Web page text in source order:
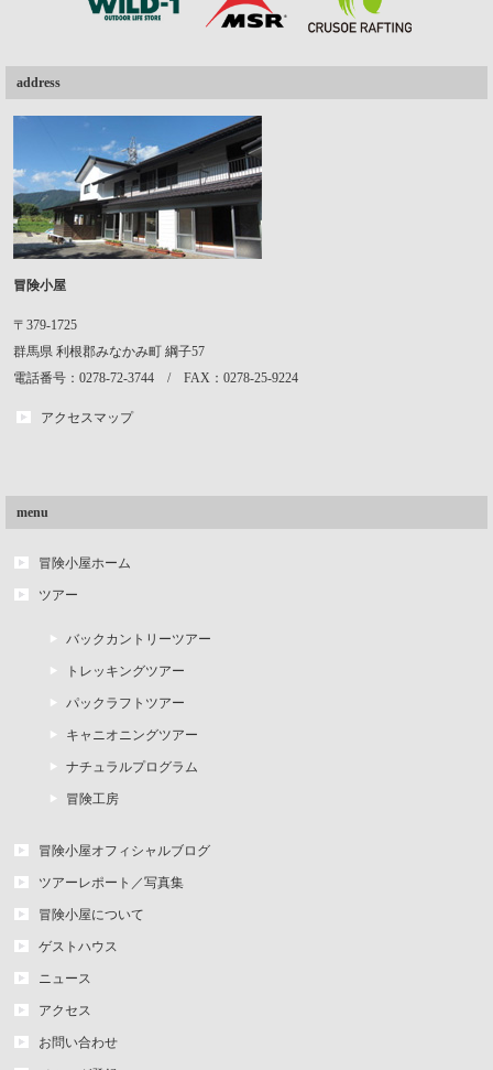
address
冒険小屋
〒379-1725
群馬県 利根郡みなかみ町 綱子57
電話番号：0278-72-3744 / FAX：0278-25-9224
アクセスマップ
menu
冒険小屋ホーム
ツアー
バックカントリーツアー
トレッキングツアー
パックラフトツアー
キャニオニングツアー
ナチュラルプログラム
冒険工房
冒険小屋オフィシャルブログ
ツアーレポート／写真集
冒険小屋について
ゲストハウス
ニュース
アクセス
お問い合わせ